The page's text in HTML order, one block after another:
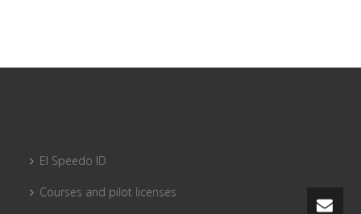
El Speedo ID
Courses and pilot licenses